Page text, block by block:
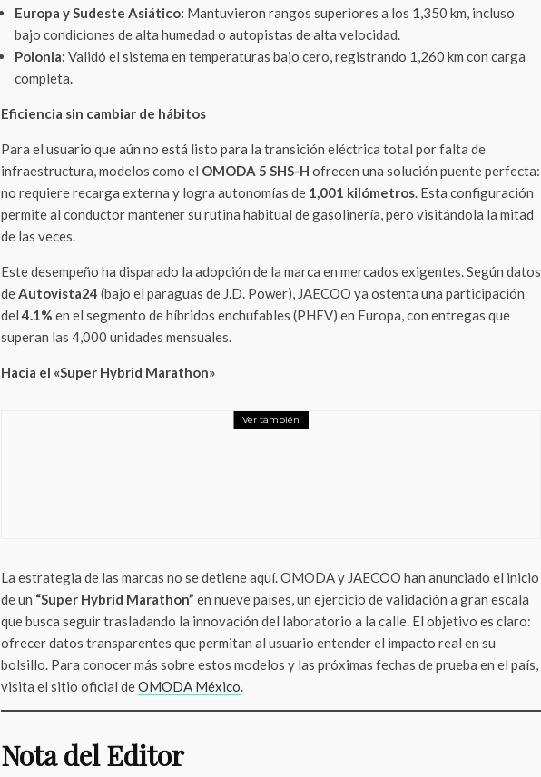
Europa y Sudeste Asiático: Mantuvieron rangos superiores a los 1,350 km, incluso
bajo condiciones de alta humedad o autopistas de alta velocidad.
Polonia: Validó el sistema en temperaturas bajo cero, registrando 1,260 km con carga
completa.
Eficiencia sin cambiar de hábitos
Para el usuario que aún no está listo para la transición eléctrica total por falta de
infraestructura, modelos como el OMODA 5 SHS-H ofrecen una solución puente perfecta:
no requiere recarga externa y logra autonomías de 1,001 kilómetros. Esta configuración
permite al conductor mantener su rutina habitual de gasolinería, pero visitándola la mitad
de las veces.
Este desempeño ha disparado la adopción de la marca en mercados exigentes. Según datos
deAutovista24 (bajo el paraguas de J.D. Power), JAECOO ya ostenta una participación
del4.1% en el segmento de híbridos enchufables (PHEV) en Europa, con entregas que
superan las 4,000 unidades mensuales.
Hacia el «Super Hybrid Marathon»
Ver también
La estrategia de las marcas no se detiene aquí. OMODA y JAECOO han anunciado el inicio
de un “Super Hybrid Marathon” en nueve países, un ejercicio de validación a gran escala
que busca seguir trasladando la innovación del laboratorio a la calle. El objetivo es claro:
ofrecer datos transparentes que permitan al usuario entender el impacto real en su
bolsillo. Para conocer más sobre estos modelos y las próximas fechas de prueba en el país,
visita el sitio oficial deOMODA México.
Nota del Editor